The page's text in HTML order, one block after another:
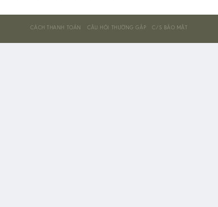
CÁCH THANH TOÁN CÂU HỎI THƯỜNG GẶP C/S BẢO MẬT